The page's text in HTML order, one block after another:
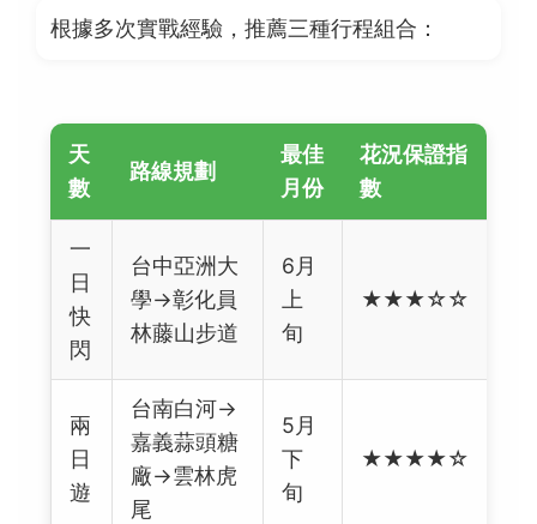
根據多次實戰經驗，推薦三種行程組合：
天
數
路線規劃
最佳
月份
花況保證指
數
一
日
快
閃
台中亞洲大
學→彰化員
林藤山步道
6月
上
旬
★★★☆☆
兩
日
遊
台南白河→
嘉義蒜頭糖
廠→雲林虎
尾
5月
下
旬
★★★★☆